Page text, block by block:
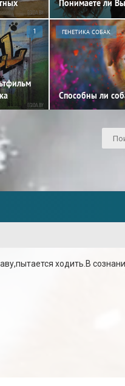
Понимаете ли
1 ГЕНЕТИКА СОБАК
Способны ли
ходить.В